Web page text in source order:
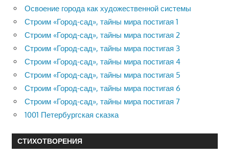
Освоение города как художественной системы
Строим «Город-сад», тайны мира постигая 1
Строим «Город-сад», тайны мира постигая 2
Строим «Город-сад», тайны мира постигая 3
Строим «Город-сад», тайны мира постигая 4
Строим «Город-сад», тайны мира постигая 5
Строим «Город-сад», тайны мира постигая 6
Строим «Город-сад», тайны мира постигая 7
1001 Петербургская сказка
СТИХОТВОРЕНИЯ